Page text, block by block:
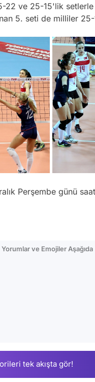
22 ve 25-15'lik
5. seti de milliler 25-
Perşembe günü
Yorumlar ve Emojiler Aşağıda
tek akışta gör!